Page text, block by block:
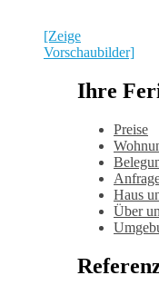
[Zeige
Vorschaubilder]
Ihre
Preise
Haus
Über